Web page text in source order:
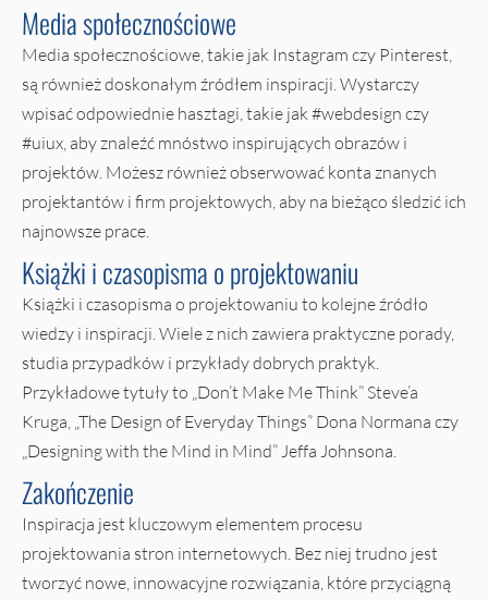
Media społecznościowe
Media społecznościowe, takie jak Instagram czy Pinterest,
są również doskonałym źródłem inspiracji. Wystarczy
wpisać odpowiednie hasztagi, takie jak #webdesign czy
#uiux, aby znaleźć mnóstwo inspirujących obrazów i
projektów. Możesz również obserwować konta znanych
projektantów i firm projektowych, aby na bieżąco śledzić ich
najnowsze prace.
Książki i czasopisma o projektowaniu
Książki i czasopisma o projektowaniu to kolejne źródło
wiedzy i inspiracji. Wiele z nich zawiera praktyczne porady,
studia przypadków i przykłady dobrych praktyk.
Przykładowe tytuły to „Don’t Make Me Think” Steve’a
Kruga, „The Design of Everyday Things” Dona Normana czy
„Designing with the Mind in Mind” Jeffa Johnsona.
Zakończenie
Inspiracja jest kluczowym elementem procesu
projektowania stron internetowych. Bez niej trudno jest
tworzyć nowe, innowacyjne rozwiązania, które przyciągną